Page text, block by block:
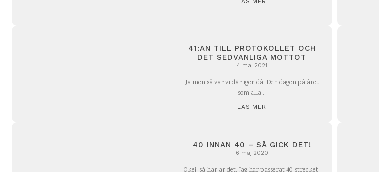
LÄS MER
41:AN TILL PROTOKOLLET OCH
DET SEDVANLIGA MOTTOT
4 maj 2021
Ja men så var vi där igen då. Den dagen på året
som alla...
LÄS MER
40 INNAN 40 – SÅ GICK DET!
6 maj 2020
Okej, så här är det. Jag har passerat 40-strecket.